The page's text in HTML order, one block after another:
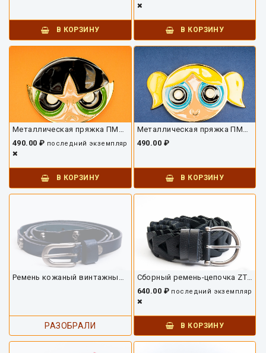
В КОРЗИНУ В КОРЗИНУ
490.00 ₽ последний экземпляр
В КОРЗИНУ
490.00 ₽
В КОРЗИНУ
РАЗОБРАЛИ
640.00 ₽ последний экземпляр
В КОРЗИНУ